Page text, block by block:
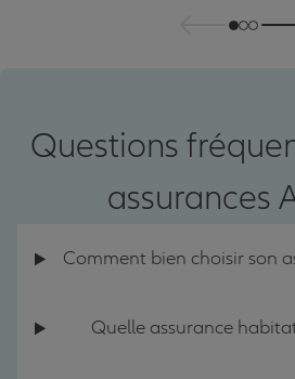
Questions
assurances
Comment bien choisir son
Quelle assurance